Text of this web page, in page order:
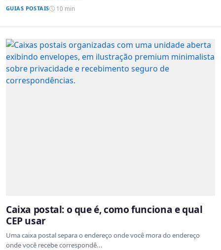
GUIAS POSTAIS 10 min
Caixa postal: o que é, como funciona e qual
CEP usar
Uma caixa postal separa o endereço onde você mora do endereço
onde você recebe correspondê...